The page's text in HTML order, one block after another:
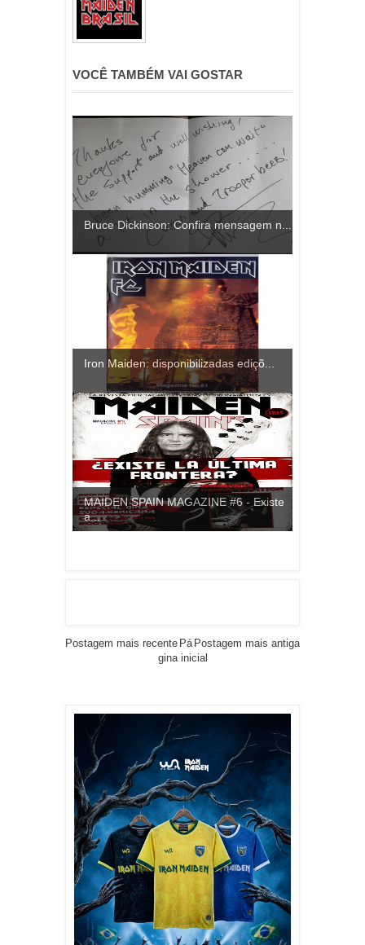
VOCÊ TAMBÉM VAI GOSTAR
Bruce Dickinson: Confira mensagem n...
Iron Maiden: disponibilizadas ediçõ...
MAIDEN SPAIN MAGAZINE #6 - Existe
a...
Postagem mais recente Postagem mais antiga
Pá
gina inicial